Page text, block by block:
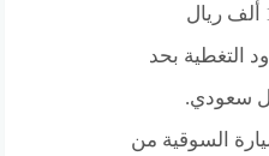
100.001 حتى 150 ألف ريال
التغطية بحد
السوقية من